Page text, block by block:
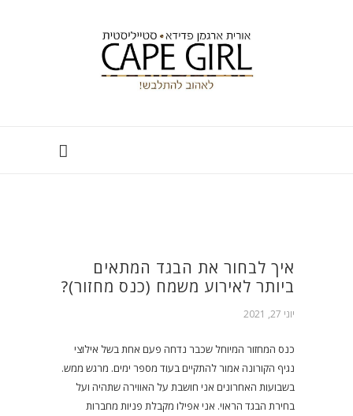
איך לבחור את הבגד המתאים
ביותר לאירוע משמח (כנס מחזור)?
יוני 27, 2021
כנס המחזור המיוחל שכבר נדחה פעם אחת בשל אילוצי
נגיף הקורונה אמור להתקיים בעוד מספר ימים. מרגש ממש.
בשבועות האחרונים אני חושבת על האווירה שתהיה ועל
בחירת הבגד הראוי. אני אפילו מקבלת פניות מחברות